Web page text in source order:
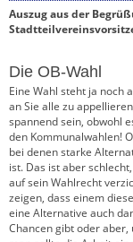
Auszug aus der
Die OB-Wahl
Eine Wahl steht ja noch
an Sie alle zu
spannend sein, obwohl
den Kommunalwahlen!
bei denen starke
ist. Das ist aber
auf sein Wahlrecht
zeigen, dass einem
eine Alternative auch
Chancen gibt oder